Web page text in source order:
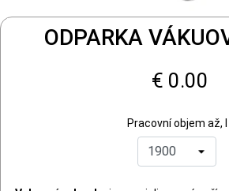
ODPARKA
€ 0.00
Pracovní objem až, l